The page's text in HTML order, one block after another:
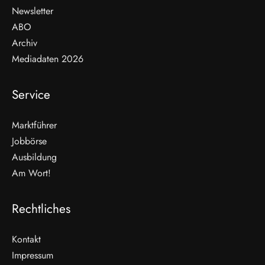
Newsletter
ABO
Archiv
Mediadaten 2026
Service
Marktführer
Jobbörse
Ausbildung
Am Wort!
Rechtliches
Kontakt
Impressum